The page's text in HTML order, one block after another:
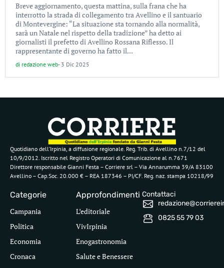
Breve aggiornamento, questa mattina, sulla frana che ha
interrotto la strada di collegamento tra Avellino e il santuario
di Montevergine: “La situazione sta tornando alla normalità,
sarà un Natale nel rispetto della tradizione” ha detto ai
giornalisti il prefetto di Avellino Rossana Riflesso. Il
rappresentante di governo ha fatto il...
di redazione web- 3 Dic 2025
Quotidiano dell’Irpinia, a diffusione regionale. Reg. Trib. di Avellino n.7/12 del
10/9/2012. Iscritto nel Registro Operatori di Comunicazione al n.7671
Direttore responsabile Gianni Festa – Corriere srl – Via Annarumma 39/A 83100
Avellino – Cap.Soc. 20.000 € – REA 187346 – PI/CF. Reg. naz. stampa 10218/99
Categorie
Campania
Politica
Economia
Cronaca
Approfondimenti
L’editoriale
VivIrpinia
Enogastronomia
Salute e Benessere
Contattaci
0825 55 79 03